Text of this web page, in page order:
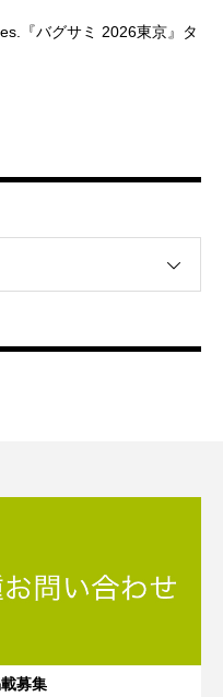
『バグサミ 2026東京』タ
募集